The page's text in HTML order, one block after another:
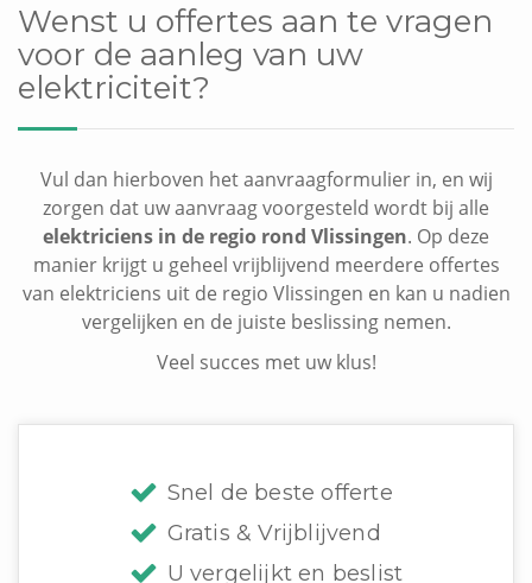
Wenst u offertes aan te vragen
voor de aanleg van uw
elektriciteit?
Vul dan hierboven het aanvraagformulier in, en wij
zorgen dat uw aanvraag voorgesteld wordt bij alle
elektriciens in de regio rond Vlissingen. Op deze
manier krijgt u geheel vrijblijvend meerdere offertes
van elektriciens uit de regio Vlissingen en kan u nadien
vergelijken en de juiste beslissing nemen.
Veel succes met uw klus!
Snel de beste offerte
Gratis & Vrijblijvend
U vergelijkt en beslist